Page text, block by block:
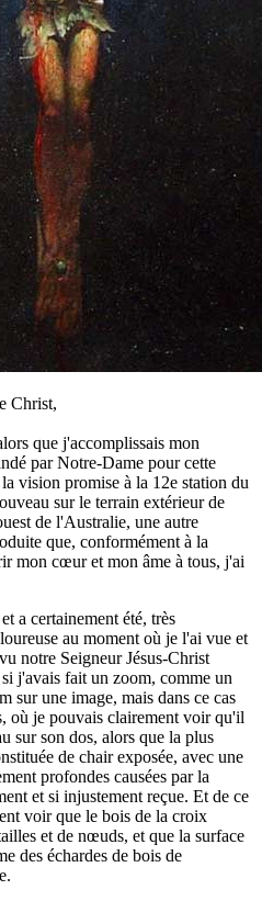
Christ,
que j'accomplissais mon
par Notre-Dame pour cette
vision promise à la 12e station du
sur le terrain extérieur de
de l'Australie, une autre
que, conformément à la
mon cœur et mon âme à tous, j'ai
a certainement été, très
au moment où je l'ai vue et
notre Seigneur Jésus-Christ
j'avais fait un zoom, comme un
sur une image, mais dans ce cas
où je pouvais clairement voir qu'il
sur son dos, alors que la plus
de chair exposée, avec une
profondes causées par la
et si injustement reçue. Et de ce
voir que le bois de la croix
et de nœuds, et que la surface
des échardes de bois de